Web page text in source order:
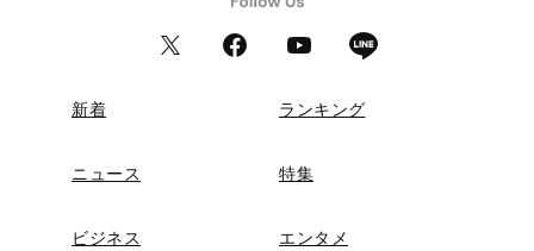
新着 ランキング
ニュース 特集
ビジネス エンタメ